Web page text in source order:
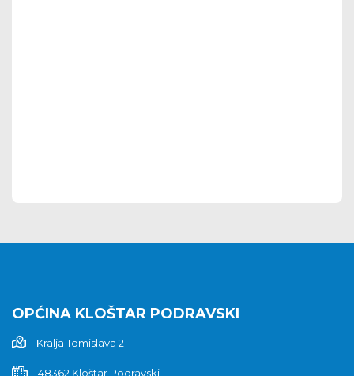
OPĆINA KLOŠTAR PODRAVSKI
Kralja Tomislava 2
48362 Kloštar Podravski